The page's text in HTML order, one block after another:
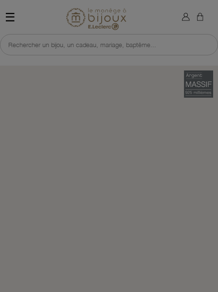
☰ Retour à l'accueil du site
Rechercher un bijou, un cadeau, mariage, baptême...
×